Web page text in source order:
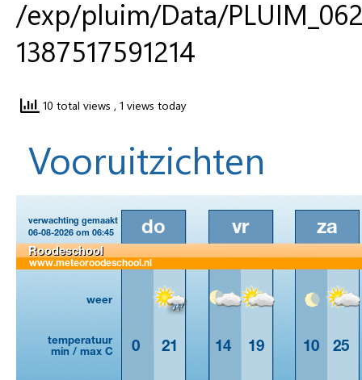
10 total views , 1 views today
Vooruitzichten